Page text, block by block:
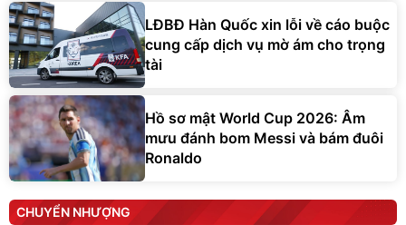
LĐBĐ Hàn Quốc xin lỗi về cáo buộc
cung cấp dịch vụ mờ ám cho trọng
tài
Hồ sơ mật World Cup 2026: Âm
mưu đánh bom Messi và bám đuôi
Ronaldo
CHUYỂN NHƯỢNG